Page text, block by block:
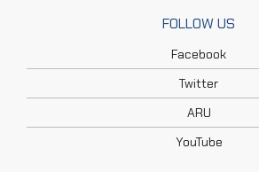
FOLLOW US
Facebook
Twitter
ARU
YouTube